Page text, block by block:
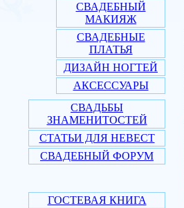
СВАДЕБНЫЙ
МАКИЯЖ
СВАДЕБНЫЕ
ПЛАТЬЯ
ДИЗАЙН НОГТЕЙ
АКСЕССУАРЫ
СВАДЬБЫ
ЗНАМЕНИТОСТЕЙ
СТАТЬИ ДЛЯ НЕВЕСТ
СВАДЕБНЫЙ ФОРУМ
ГОСТЕВАЯ КНИГА